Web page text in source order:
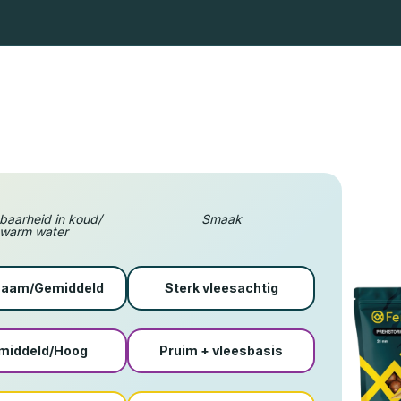
in koud/
warm water
Smaak
Gemiddeld Sterk vleesachtig
Hoog Pruim + vleesbasis